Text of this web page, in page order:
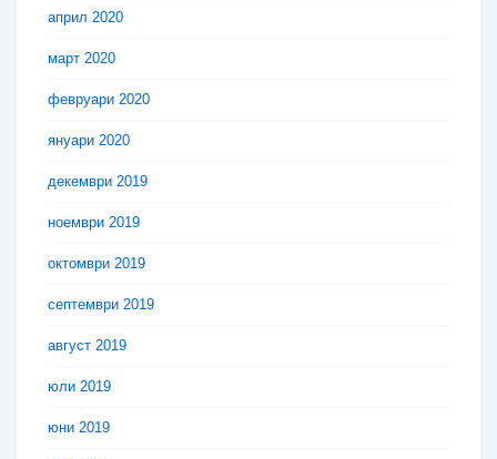
април 2020
март 2020
февруари 2020
януари 2020
декември 2019
ноември 2019
октомври 2019
септември 2019
август 2019
юли 2019
юни 2019